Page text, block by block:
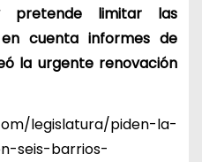
pretende limitar las
cuenta informes de
la urgente renovación
legislatura/piden-la-
seis-barrios-